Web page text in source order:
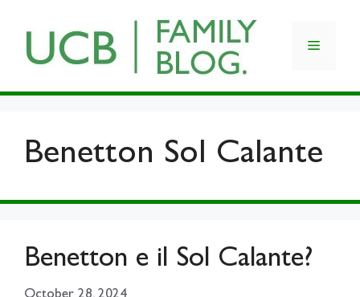
content
Menu
Benetton Sol Calante
Benetton e il Sol Calante?